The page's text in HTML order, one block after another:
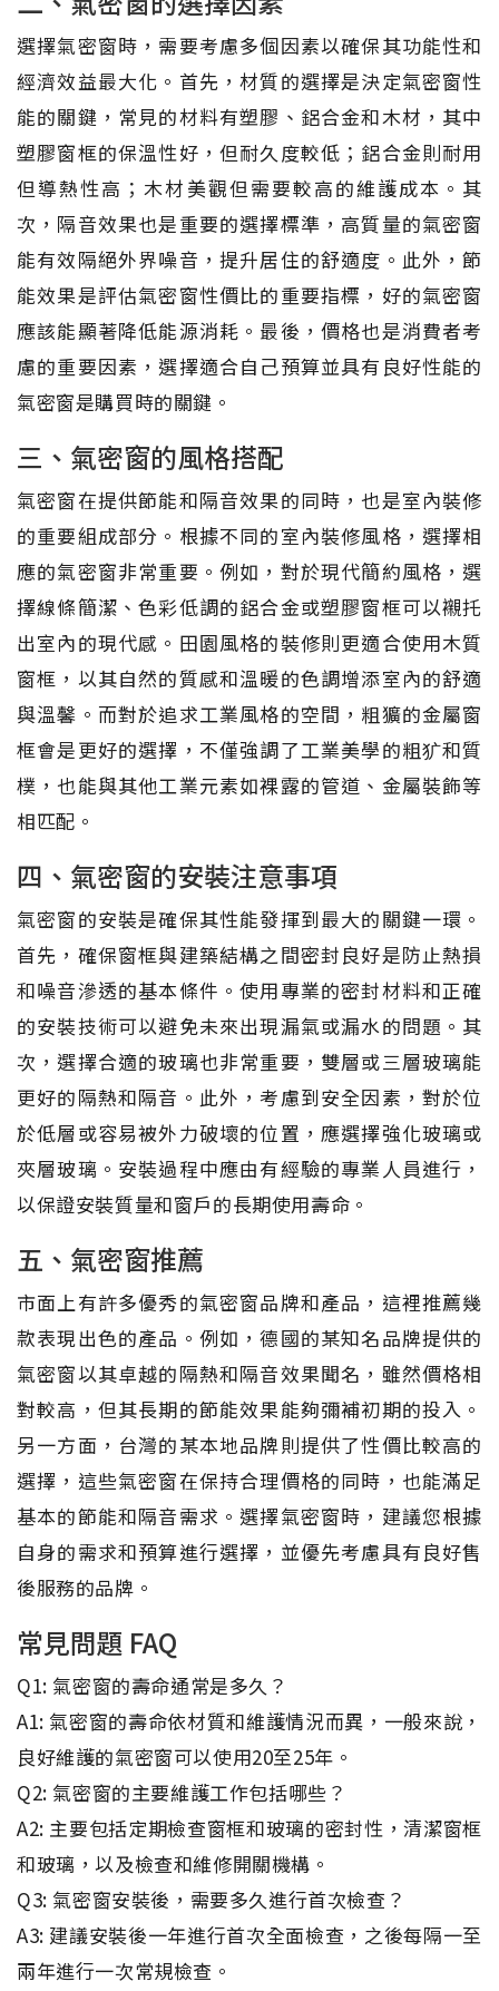
選擇氣密窗時，需要考慮多個因素以確保其功能性和
經濟效益最大化。首先，材質的選擇是決定氣密窗性
能的關鍵，常見的材料有塑膠、鋁合金和木材，其中
塑膠窗框的保溫性好，但耐久度較低；鋁合金則耐用
但導熱性高；木材美觀但需要較高的維護成本。其
次，隔音效果也是重要的選擇標準，高質量的氣密窗
能有效隔絕外界噪音，提升居住的舒適度。此外，節
能效果是評估氣密窗性價比的重要指標，好的氣密窗
應該能顯著降低能源消耗。最後，價格也是消費者考
慮的重要因素，選擇適合自己預算並具有良好性能的
氣密窗是購買時的關鍵。
三、氣密窗的風格搭配
氣密窗在提供節能和隔音效果的同時，也是室內裝修
的重要組成部分。根據不同的室內裝修風格，選擇相
應的氣密窗非常重要。例如，對於現代簡約風格，選
擇線條簡潔、色彩低調的鋁合金或塑膠窗框可以襯托
出室內的現代感。田園風格的裝修則更適合使用木質
窗框，以其自然的質感和溫暖的色調增添室內的舒適
與溫馨。而對於追求工業風格的空間，粗獷的金屬窗
框會是更好的選擇，不僅強調了工業美學的粗犷和質
樸，也能與其他工業元素如裸露的管道、金屬裝飾等
相匹配。
四、氣密窗的安裝注意事項
氣密窗的安裝是確保其性能發揮到最大的關鍵一環。
首先，確保窗框與建築結構之間密封良好是防止熱損
和噪音滲透的基本條件。使用專業的密封材料和正確
的安裝技術可以避免未來出現漏氣或漏水的問題。其
次，選擇合適的玻璃也非常重要，雙層或三層玻璃能
更好的隔熱和隔音。此外，考慮到安全因素，對於位
於低層或容易被外力破壞的位置，應選擇強化玻璃或
夾層玻璃。安裝過程中應由有經驗的專業人員進行，
以保證安裝質量和窗戶的長期使用壽命。
五、氣密窗推薦
市面上有許多優秀的氣密窗品牌和產品，這裡推薦幾
款表現出色的產品。例如，德國的某知名品牌提供的
氣密窗以其卓越的隔熱和隔音效果聞名，雖然價格相
對較高，但其長期的節能效果能夠彌補初期的投入。
另一方面，台灣的某本地品牌則提供了性價比較高的
選擇，這些氣密窗在保持合理價格的同時，也能滿足
基本的節能和隔音需求。選擇氣密窗時，建議您根據
自身的需求和預算進行選擇，並優先考慮具有良好售
後服務的品牌。
常見問題 FAQ
Q1: 氣密窗的壽命通常是多久？
A1: 氣密窗的壽命依材質和維護情況而異，一般來說，
良好維護的氣密窗可以使用20至25年。
Q2: 氣密窗的主要維護工作包括哪些？
A2: 主要包括定期檢查窗框和玻璃的密封性，清潔窗框
和玻璃，以及檢查和維修開關機構。
Q3: 氣密窗安裝後，需要多久進行首次檢查？
A3: 建議安裝後一年進行首次全面檢查，之後每隔一至
兩年進行一次常規檢查。